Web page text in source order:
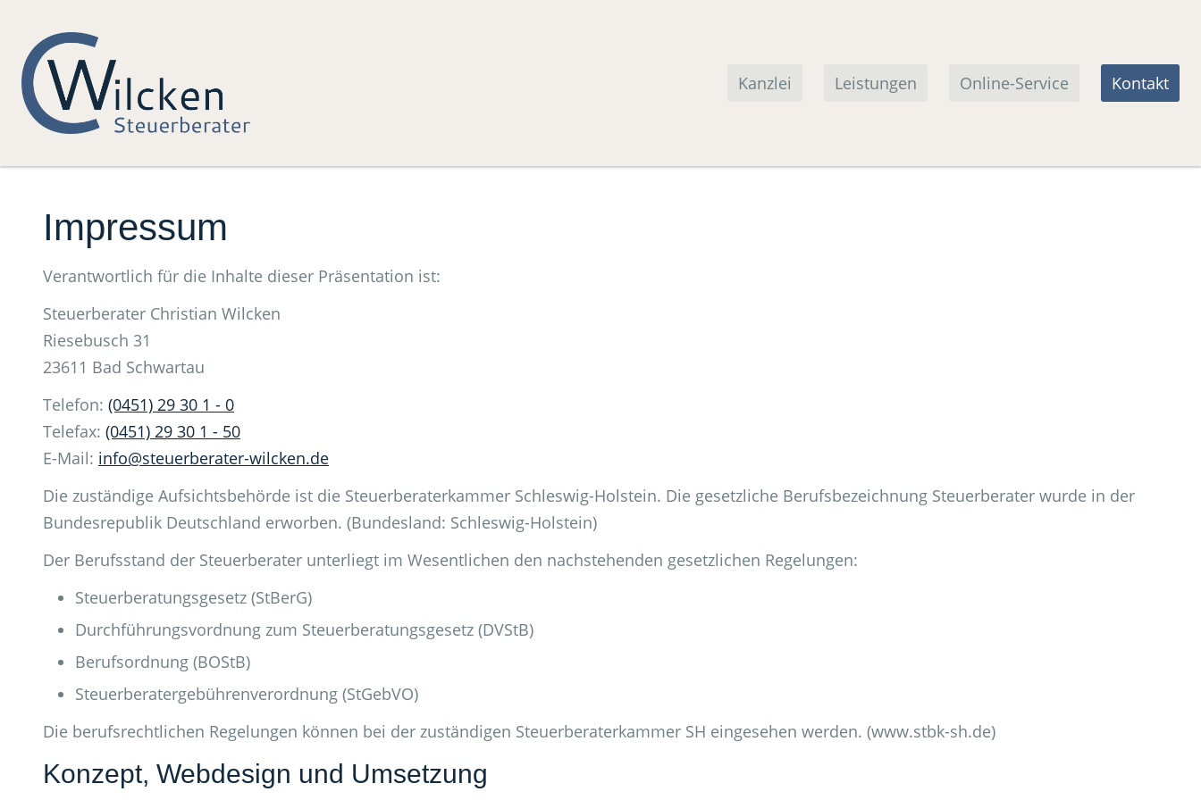
Kanzlei Leistungen Online-Service Kontakt
Impressum
Verantwortlich für die Inhalte dieser Präsentation ist:
Steuerberater Christian Wilcken
Riesebusch 31
23611 Bad Schwartau
Telefon: (0451) 29 30 1 - 0
Telefax: (0451) 29 30 1 - 50
E-Mail: info@steuerberater-wilcken.de
Die zuständige Aufsichtsbehörde ist die Steuerberaterkammer Schleswig-Holstein. Die gesetzliche Berufsbezeichnung Steuerberater wurde in der
Bundesrepublik Deutschland erworben. (Bundesland: Schleswig-Holstein)
Der Berufsstand der Steuerberater unterliegt im Wesentlichen den nachstehenden gesetzlichen Regelungen:
Steuerberatungsgesetz (StBerG)
Durchführungsvordnung zum Steuerberatungsgesetz (DVStB)
Berufsordnung (BOStB)
Steuerberatergebührenverordnung (StGebVO)
Die berufsrechtlichen Regelungen können bei der zuständigen Steuerberaterkammer SH eingesehen werden. (www.stbk-sh.de)
Konzept, Webdesign und Umsetzung